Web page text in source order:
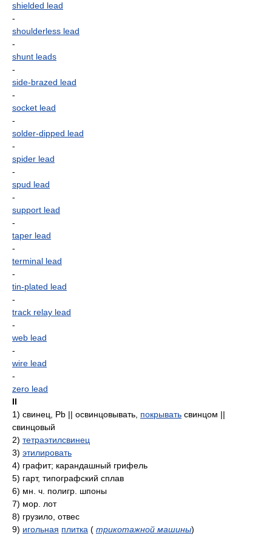
shielded lead
-
shoulderless lead
-
shunt leads
-
side-brazed lead
-
socket lead
-
solder-dipped lead
-
spider lead
-
spud lead
-
support lead
-
taper lead
-
terminal lead
-
tin-plated lead
-
track relay lead
-
web lead
-
wire lead
-
zero lead
II
1) свинец, Pb || освинцовывать, покрывать свинцом ||
свинцовый
2) тетраэтилсвинец
3) этилировать
4) графит; карандашный грифель
5) гарт, типографский сплав
6) мн. ч. полигр. шпоны
7) мор. лот
8) грузило, отвес
9) игольная плитка ( трикотажной машины)